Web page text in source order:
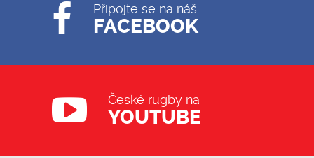
Připojte se na náš
FACEBOOK
České rugby na
YOUTUBE